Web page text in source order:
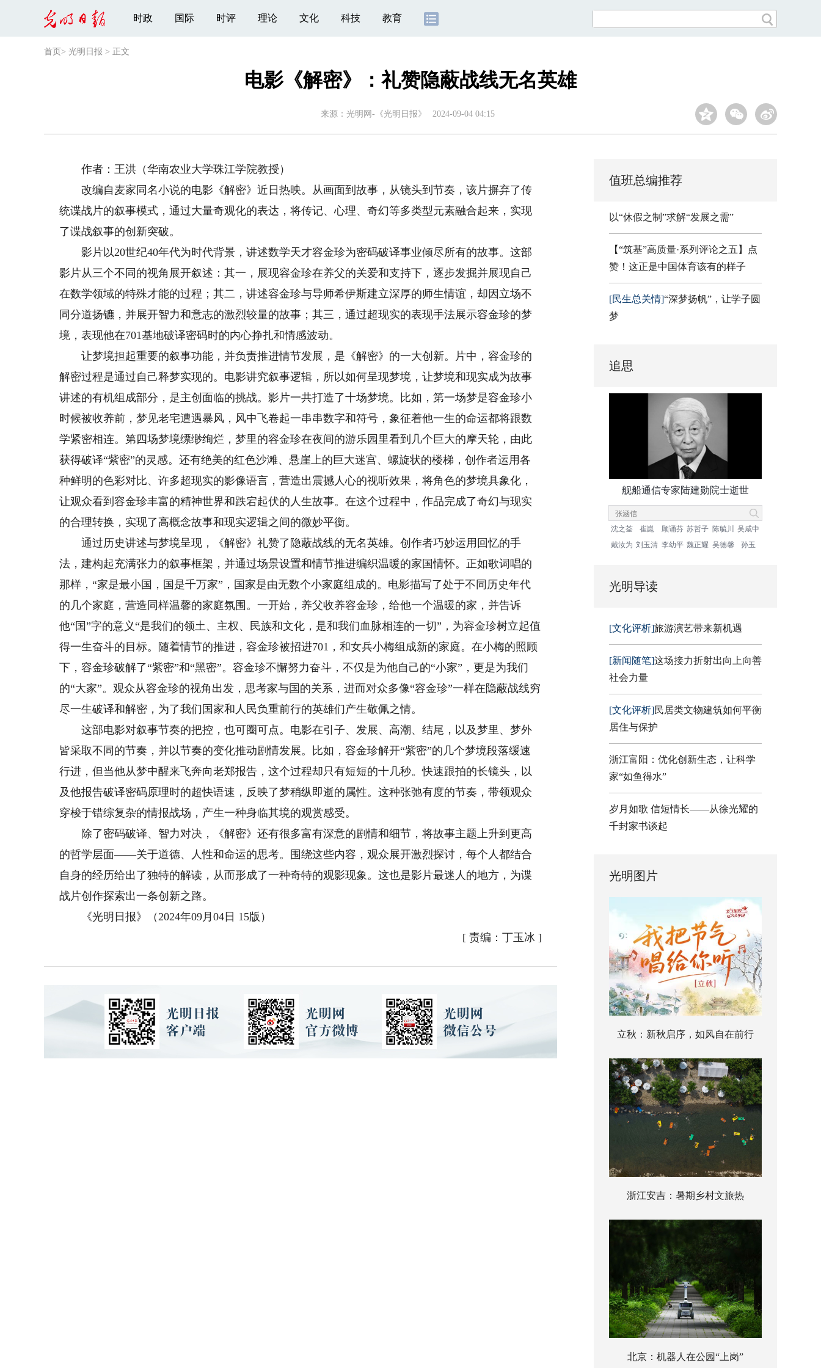
时政 国际 时评 理论 文化 科技 教育
首页 > 光明日报 > 正文
电影《解密》：礼赞隐蔽战线无名英雄
来源： 光明网-《光明日报》 2024-09-04 04:15
作者：王洪（华南农业大学珠江学院教授）
改编自麦家同名小说的电影《解密》近日热映。从画面到故事，从镜头到节奏，该片摒弃了传
统谍战片的叙事模式，通过大量奇观化的表达，将传记、心理、奇幻等多类型元素融合起来，实现
了谍战叙事的创新突破。
影片以20世纪40年代为时代背景，讲述数学天才容金珍为密码破译事业倾尽所有的故事。这部
影片从三个不同的视角展开叙述：其一，展现容金珍在养父的关爱和支持下，逐步发掘并展现自己
在数学领域的特殊才能的过程；其二，讲述容金珍与导师希伊斯建立深厚的师生情谊，却因立场不
同分道扬镳，并展开智力和意志的激烈较量的故事；其三，通过超现实的表现手法展示容金珍的梦
境，表现他在701基地破译密码时的内心挣扎和情感波动。
让梦境担起重要的叙事功能，并负责推进情节发展，是《解密》的一大创新。片中，容金珍的
解密过程是通过自己释梦实现的。电影讲究叙事逻辑，所以如何呈现梦境，让梦境和现实成为故事
讲述的有机组成部分，是主创面临的挑战。影片一共打造了十场梦境。比如，第一场梦是容金珍小
时候被收养前，梦见老宅遭遇暴风，风中飞卷起一串串数字和符号，象征着他一生的命运都将跟数
学紧密相连。第四场梦境缥缈绚烂，梦里的容金珍在夜间的游乐园里看到几个巨大的摩天轮，由此
获得破译“紫密”的灵感。还有绝美的红色沙滩、悬崖上的巨大迷宫、螺旋状的楼梯，创作者运用各
种鲜明的色彩对比、许多超现实的影像语言，营造出震撼人心的视听效果，将角色的梦境具象化，
让观众看到容金珍丰富的精神世界和跌宕起伏的人生故事。在这个过程中，作品完成了奇幻与现实
的合理转换，实现了高概念故事和现实逻辑之间的微妙平衡。
通过历史讲述与梦境呈现，《解密》礼赞了隐蔽战线的无名英雄。创作者巧妙运用回忆的手
法，建构起充满张力的叙事框架，并通过场景设置和情节推进编织温暖的家国情怀。正如歌词唱的
那样，“家是最小国，国是千万家”，国家是由无数个小家庭组成的。电影描写了处于不同历史年代
的几个家庭，营造同样温馨的家庭氛围。一开始，养父收养容金珍，给他一个温暖的家，并告诉
他“国”字的意义“是我们的领土、主权、民族和文化，是和我们血脉相连的一切”，为容金珍树立起值
得一生奋斗的目标。随着情节的推进，容金珍被招进701，和女兵小梅组成新的家庭。在小梅的照顾
下，容金珍破解了“紫密”和“黑密”。容金珍不懈努力奋斗，不仅是为他自己的“小家”，更是为我们
的“大家”。观众从容金珍的视角出发，思考家与国的关系，进而对众多像“容金珍”一样在隐蔽战线穷
尽一生破译和解密，为了我们国家和人民负重前行的英雄们产生敬佩之情。
这部电影对叙事节奏的把控，也可圈可点。电影在引子、发展、高潮、结尾，以及梦里、梦外
皆采取不同的节奏，并以节奏的变化推动剧情发展。比如，容金珍解开“紫密”的几个梦境段落缓速
行进，但当他从梦中醒来飞奔向老郑报告，这个过程却只有短短的十几秒。快速跟拍的长镜头，以
及他报告破译密码原理时的超快语速，反映了梦稍纵即逝的属性。这种张弛有度的节奏，带领观众
穿梭于错综复杂的情报战场，产生一种身临其境的观赏感受。
除了密码破译、智力对决，《解密》还有很多富有深意的剧情和细节，将故事主题上升到更高
的哲学层面——关于道德、人性和命运的思考。围绕这些内容，观众展开激烈探讨，每个人都结合
自身的经历给出了独特的解读，从而形成了一种奇特的观影现象。这也是影片最迷人的地方，为谍
战片创作探索出一条创新之路。
《光明日报》（2024年09月04日 15版）
[ 责编：丁玉冰 ]
值班总编推荐
以“休假之制”求解“发展之需”
【“筑基”高质量·系列评论之五】点
赞！这正是中国体育该有的样子
[民生总关情]“深梦扬帆”，让学子圆
梦
追思
舰船通信专家陆建勋院士逝世
沈之荃 崔崑 顾诵芬 苏哲子 陈毓川
吴咸中
戴汝为 刘玉清 李幼平 魏正耀 吴德馨 孙玉
光明导读
[文化评析]旅游演艺带来新机遇
[新闻随笔]这场接力折射出向上向善
社会力量
[文化评析]民居类文物建筑如何平衡
居住与保护
浙江富阳：优化创新生态，让科学
家“如鱼得水”
岁月如歌 信短情长——从徐光耀的
千封家书谈起
光明图片
立秋：新秋启序，如风自在前行
浙江安吉：暑期乡村文旅热
北京：机器人在公园“上岗”